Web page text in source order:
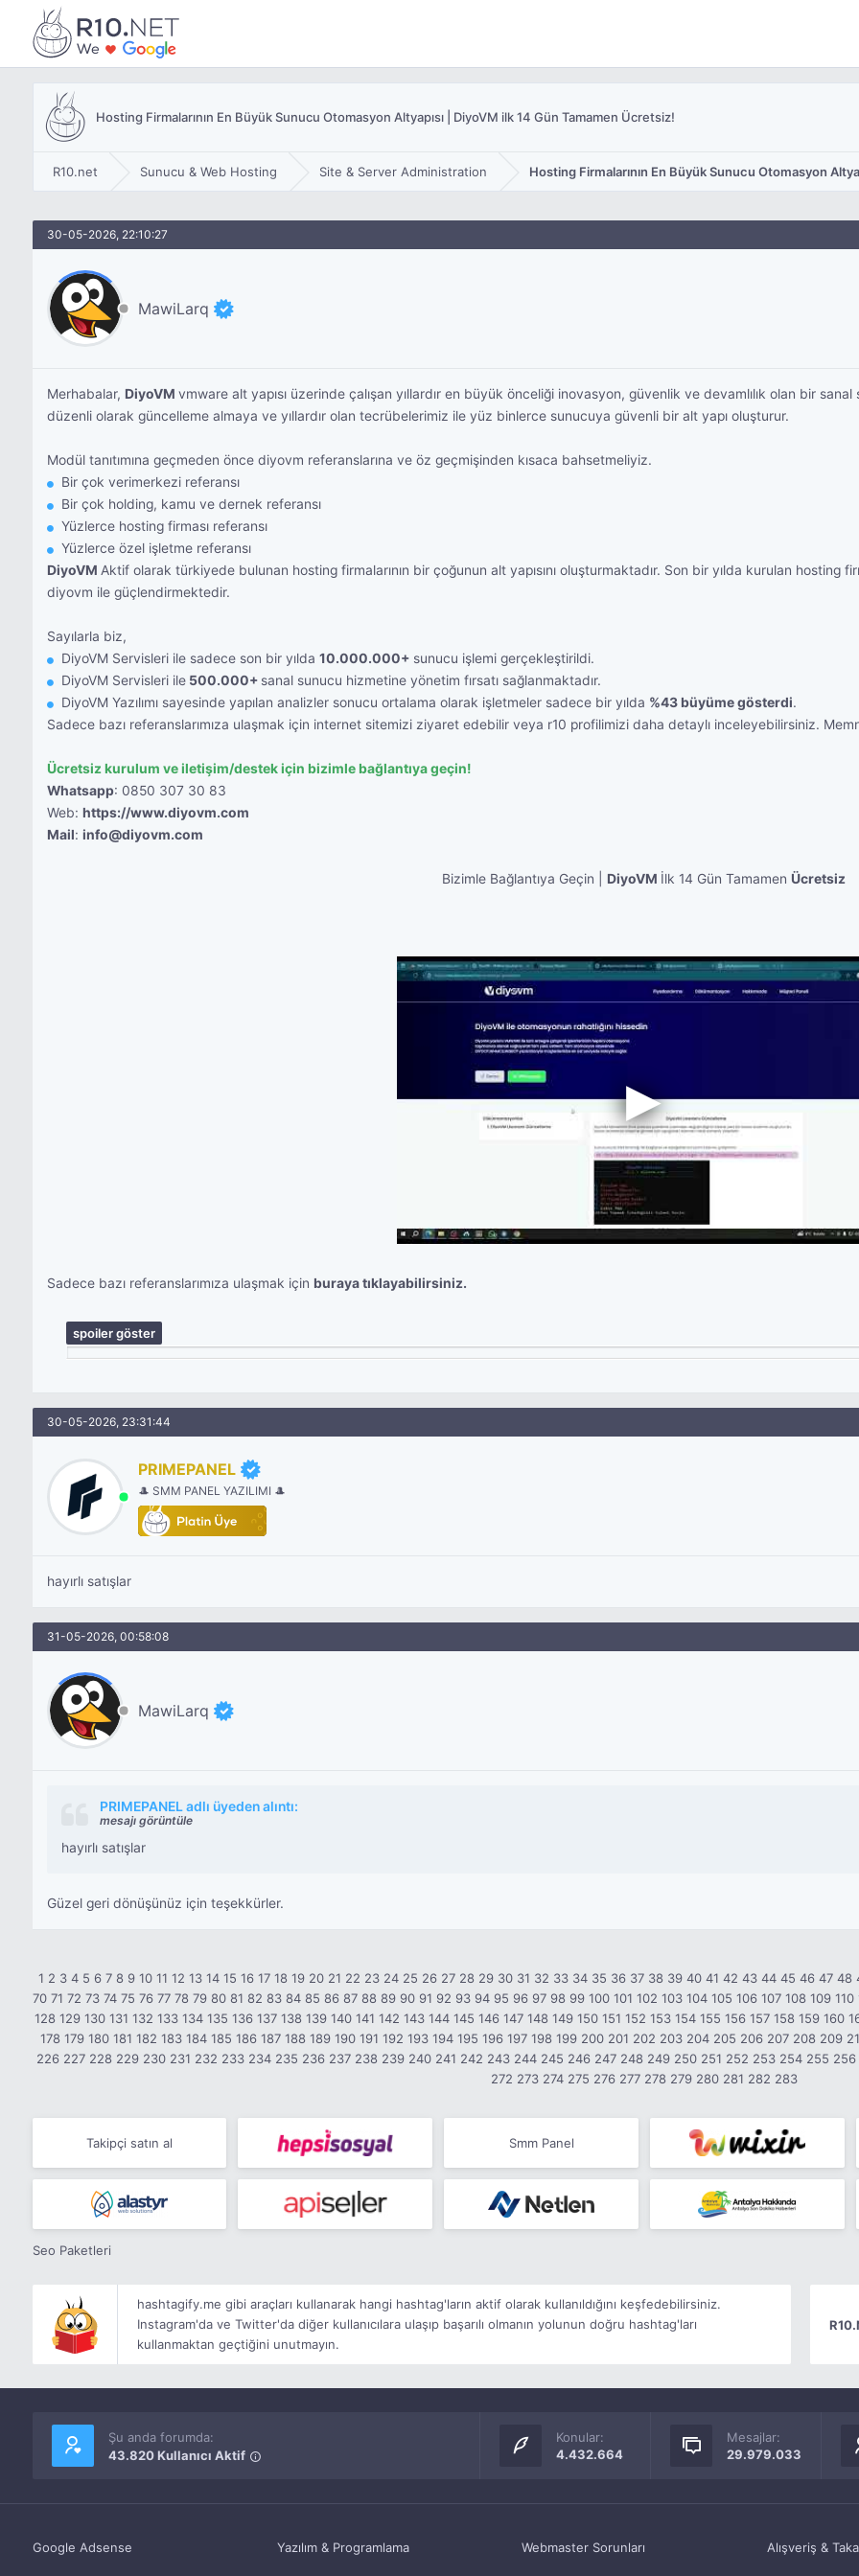
Hosting Firmalarının En Büyük Sunucu Otomasyon Altyapısı | DiyoVM ilk 14 Gün Tamamen Ücretsiz!
R10.net Sunucu & Web Hosting Site & Server Administration Hosting Firmalarının En Büyük Sunucu Otomasyon
30-05-2026, 22:10:27
MawiLarq
Merhabalar, DiyoVM vmware alt yapısı üzerinde çalışan yıllardır en büyük önceliği inovasyon, güvenlik ve devamlılık olan bir
düzenli olarak güncelleme almaya ve yıllardır olan tecrübelerimiz ile yüz binlerce sunucuya güvenli bir alt yapı oluşturur.
Modül tanıtımına geçmeden önce diyovm referanslarına ve öz geçmişinden kısaca bahsetmeliyiz.
Bir çok verimerkezi referansı
Bir çok holding, kamu ve dernek referansı
Yüzlerce hosting firması referansı
Yüzlerce özel işletme referansı
DiyoVM Aktif olarak türkiyede bulunan hosting firmalarının bir çoğunun alt yapısını oluşturmaktadır. Son bir yılda kurulan hosting
diyovm ile güçlendirmektedir.
Sayılarla biz,
DiyoVM Servisleri ile sadece son bir yılda 10.000.000+sunucu işlemi gerçekleştirildi.
DiyoVM Servisleri ile500.000+ sanal sunucu hizmetine yönetim fırsatı sağlanmaktadır.
DiyoVM Yazılımı sayesinde yapılan analizler sonucu ortalama olarak işletmeler sadece bir yılda %43 büyüme gösterdi.
Sadece bazı referanslarımıza ulaşmak için internet sitemizi ziyaret edebilir veya r10 profilimizi daha detaylı inceleyebilirsiniz.
Ücretsiz kurulum ve iletişim/destek için bizimle bağlantıya geçin!
Whatsapp: 0850 307 30 83
Web: https://www.diyovm.com
Mail: info@diyovm.com
Bizimle Bağlantıya Geçin | DiyoVM İlk 14 Gün Tamamen Ücretsiz
Sadece bazı referanslarımıza ulaşmak için buraya tıklayabilirsiniz.
spoiler göster
30-05-2026, 23:31:44
PRIMEPANEL
🎩 SMM PANEL YAZILIMI 🎩
hayırlı satışlar
31-05-2026, 00:58:08
MawiLarq
PRIMEPANEL adlı üyeden alıntı:
mesajı görüntüle
hayırlı satışlar
Güzel geri dönüşünüz için teşekkürler.
1 2 3 4 5 6 7 8 9 10 11 12 13 14 15 16 17 18 19 20 21 22 23 24 25 26 27 28 29 30 31 32 33 34 35 36 37 38 39 40 41 42 43 44 45 46 47 48
70 71 72 73 74 75 76 77 78 79 80 81 82 83 84 85 86 87 88 89 90 91 92 93 94 95 96 97 98 99 100 101 102 103 104 105 106 107 108 109 110
128 129 130 131 132 133 134 135 136 137 138 139 140 141 142 143 144 145 146 147 148 149 150 151 152 153 154 155 156 157 158 159 160
178 179 180 181 182 183 184 185 186 187 188 189 190 191 192 193 194 195 196 197 198 199 200 201 202 203 204 205 206 207 208 209
226 227 228 229 230 231 232 233 234 235 236 237 238 239 240 241 242 243 244 245 246 247 248 249 250 251 252 253 254 255 256
272 273 274 275 276 277 278 279 280 281 282 283
Takipçi satın al Smm Panel
Seo Paketleri
hashtagify.me gibi araçları kullanarak hangi hashtag'ların aktif olarak kullanıldığını keşfedebilirsiniz.
Instagram'da ve Twitter'da diğer kullanıcılara ulaşıp başarılı olmanın yolunun doğru hashtag'ları
kullanmaktan geçtiğini unutmayın.
Şu anda forumda:
43.820 Kullanıcı Aktif
Konular:
4.432.664
Mesajlar:
29.979.033
Google Adsense Yazılım & Programlama Webmaster Sorunları Alışveriş &